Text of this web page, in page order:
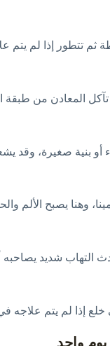
تتطور إذا لم يتم
المعادن من طبقة
أو بنية صغيرة،
وهنا يصبح
شديد يصاحبه
خلع إذا لم يتم علاجه
واحد